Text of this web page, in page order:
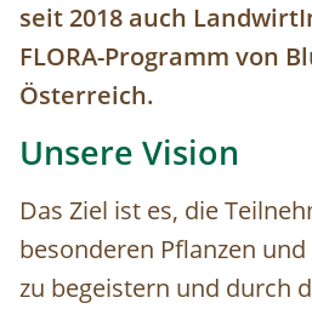
seit 2018 auch
FLORA-Programm von
Österreich.
Unsere Vision
Das Ziel ist es, die
besonderen Pflanzen
zu begeistern und durch